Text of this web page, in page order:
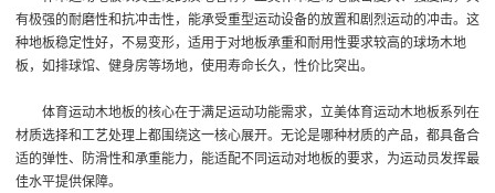
有极强的耐磨性和抗冲击性，能承受重型运动设备的放置和剧烈运动的冲击。这
种地板稳定性好，不易变形，适用于对地板承重和耐用性要求较高的球场木地
板，如排球馆、健身房等场地，使用寿命长久，性价比突出。
体育运动木地板的核心在于满足运动功能需求，立美体育运动木地板系列在
材质选择和工艺处理上都围绕这一核心展开。无论是哪种材质的产品，都具备合
适的弹性、防滑性和承重能力，能适配不同运动对地板的要求，为运动员发挥最
佳水平提供保障。